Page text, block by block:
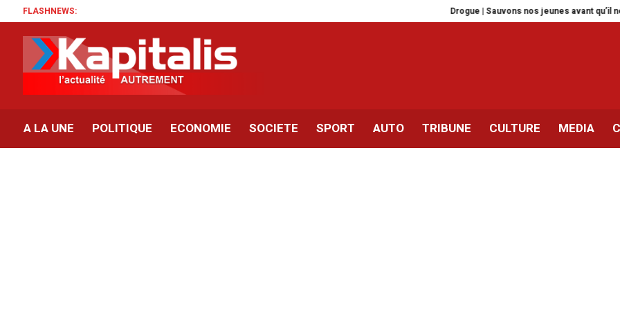
FLASHNEWS: Drogue | Sauvons nos jeunes avant qu’il ne soit
A LA UNE POLITIQUE ECONOMIE SOCIETE SPORT AUTO TRIBUNE CULTURE MEDIA